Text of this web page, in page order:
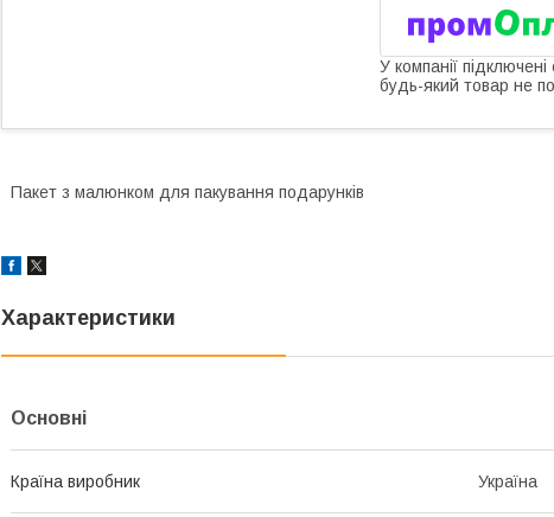
У компанії
будь-який товар не
Пакет з малюнком для пакування подарунків
Характеристики
Основні
Країна виробник Україна